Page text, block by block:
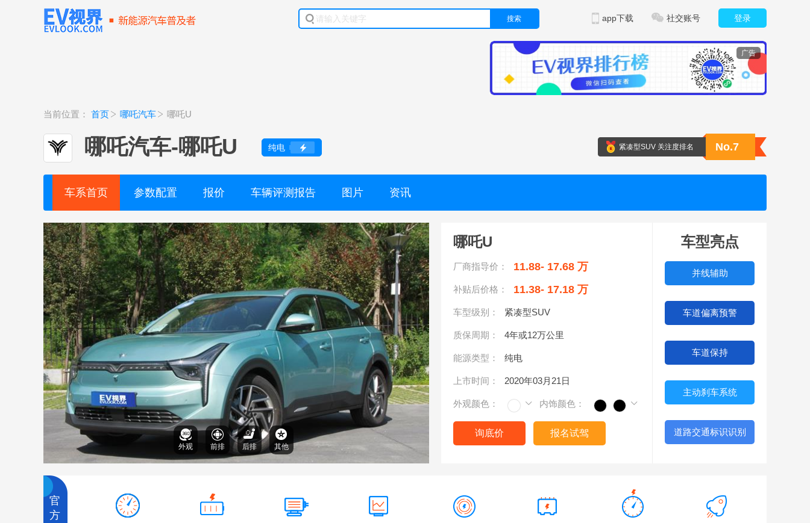
搜索 登录
社交账号
app下载
广告
当前位置： 首页 哪吒汽车 哪吒U
哪吒汽车-哪吒U 纯电 紧凑型SUV 关注度排名 No.7
车系首页 参数配置 报价 车辆评测报告 图片 资讯
外观 前排 后排 其他
哪吒U
厂商指导价： 11.88- 17.68 万
补贴后价格： 11.38- 17.18 万
车型级别： 紧凑型SUV
质保周期： 4年或12万公里
能源类型： 纯电
上市时间： 2020年03月21日
外观颜色： 内饰颜色：
询底价 报名试驾
车型亮点
并线辅助
车道偏离预警
车道保持
主动刹车系统
道路交通标识识别
官
方